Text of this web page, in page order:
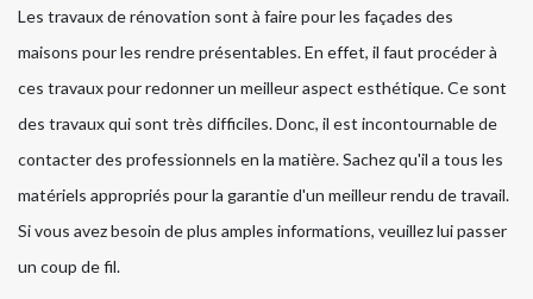
Les travaux de rénovation sont à faire pour les façades des
maisons pour les rendre présentables. En effet, il faut procéder à
ces travaux pour redonner un meilleur aspect esthétique. Ce sont
des travaux qui sont très difficiles. Donc, il est incontournable de
contacter des professionnels en la matière. Sachez qu'il a tous les
matériels appropriés pour la garantie d'un meilleur rendu de travail.
Si vous avez besoin de plus amples informations, veuillez lui passer
un coup de fil.